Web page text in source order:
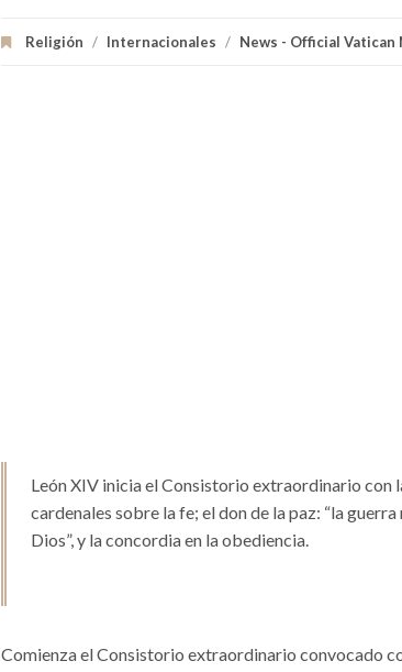
Religión / Internacionales / News - Official Vatican
León XIV inicia el Consistorio extraordinario con
cardenales sobre la fe; el don de la paz: “la
Dios”, y la concordia en la obediencia.
Comienza el Consistorio extraordinario convocado